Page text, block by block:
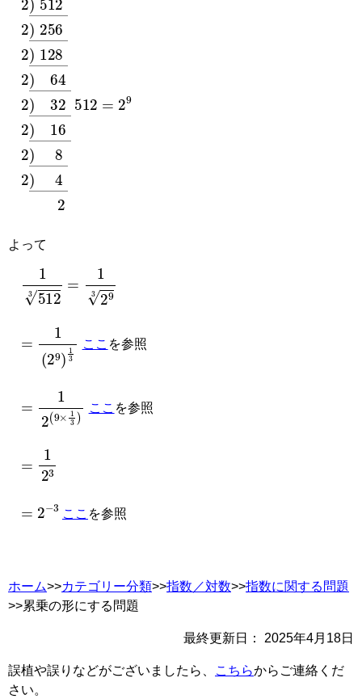
2) 512
¯2)
256
¯2)
128
¯2)
64
¯2)
32
¯2)
16
¯2)
8
¯2)
4
¯
2 512 9
よって
512 93
91
ここ を参照
9×
ここ を参照
23
2−3
ここ を参照
ホーム>>カテゴリー分類>>指数／対数>>指数に関する問題
>>累乗の形にする問題
最終更新日： 2025年4月18日
誤植や誤りなどがございましたら、 こちらからご連絡くだ
さい。